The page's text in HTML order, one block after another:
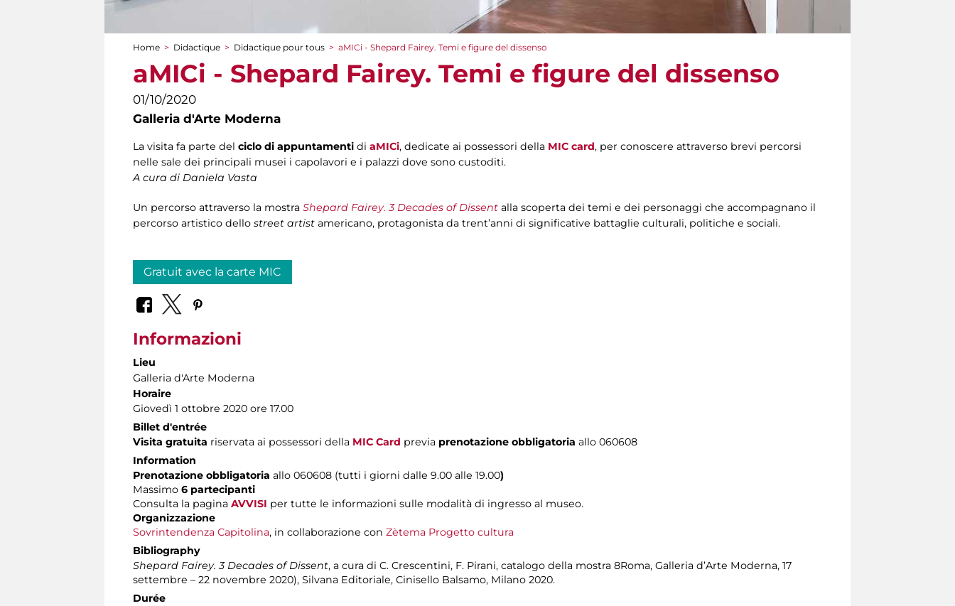
You are here
Home > Didactique > Didactique pour tous > aMICi - Shepard Fairey. Temi e figure del dissenso
aMICi - Shepard Fairey. Temi e figure del dissenso
01/10/2020
Galleria d'Arte Moderna
La visita fa parte del ciclo di appuntamenti di aMICi, dedicate ai possessori della MIC card, per conoscere attraverso brevi percorsi
nelle sale dei principali musei i capolavori e i palazzi dove sono custoditi.
A cura di Daniela Vasta
Un percorso attraverso la mostra Shepard Fairey. 3 Decades of Dissent alla scoperta dei temi e dei personaggi che accompagnano il
percorso artistico dello street artist americano, protagonista da trent’anni di significative battaglie culturali, politiche e sociali.
Gratuit avec la carte MIC
Informazioni
Lieu
Galleria d'Arte Moderna
Horaire
Giovedì 1 ottobre 2020 ore 17.00
Billet d'entrée
Visita gratuita riservata ai possessori della MIC Card previa prenotazione obbligatoria allo 060608
Information
Prenotazione obbligatoria allo 060608 (tutti i giorni dalle 9.00 alle 19.00)
Massimo 6 partecipanti
Consulta la pagina AVVISI per tutte le informazioni sulle modalità di ingresso al museo.
Organizzazione
Sovrintendenza Capitolina, in collaborazione con Zètema Progetto cultura
Bibliography
Shepard Fairey. 3 Decades of Dissent, a cura di C. Crescentini, F. Pirani, catalogo della mostra 8Roma, Galleria d’Arte Moderna, 17
settembre – 22 novembre 2020), Silvana Editoriale, Cinisello Balsamo, Milano 2020.
Durée